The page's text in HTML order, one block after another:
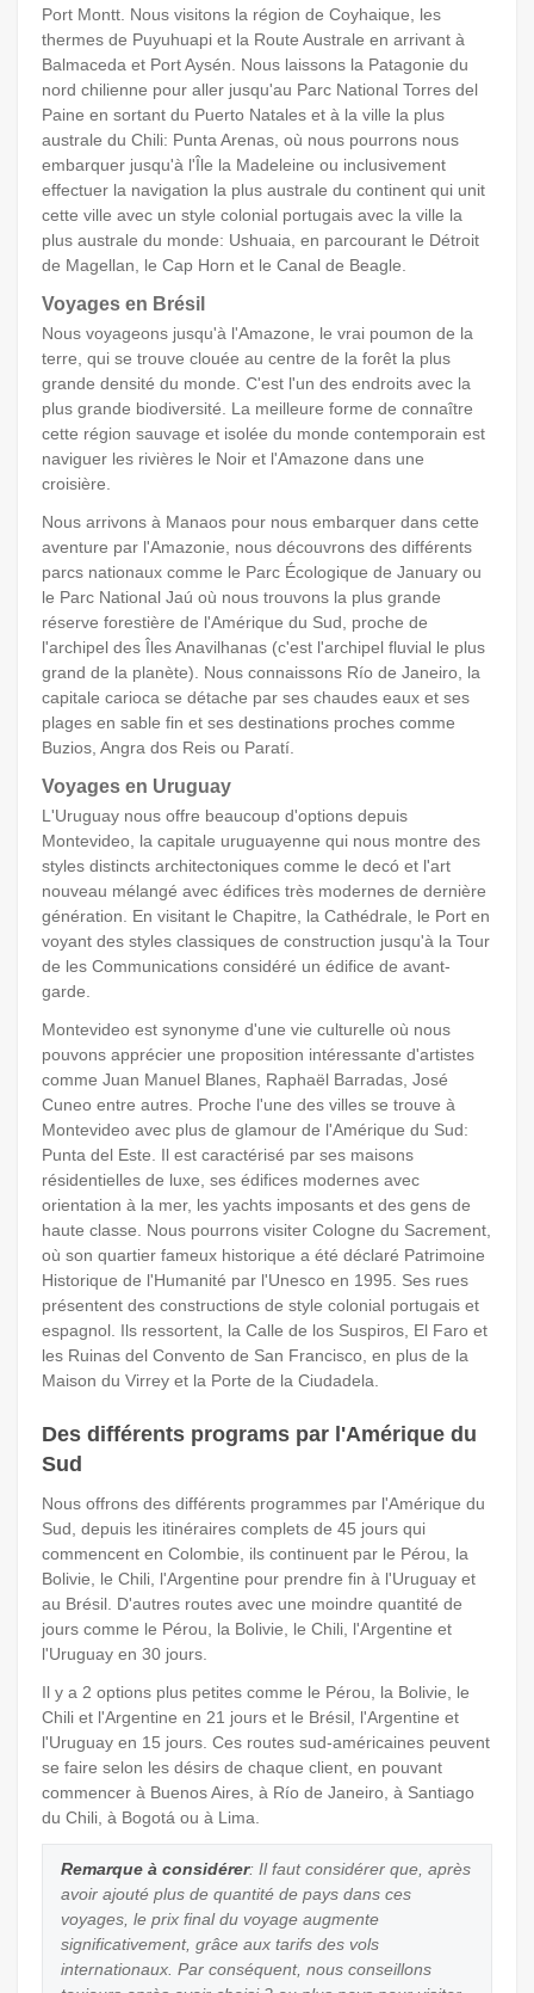
Port Montt. Nous visitons la région de Coyhaique, les
thermes de Puyuhuapi et la Route Australe en arrivant à
Balmaceda et Port Aysén. Nous laissons la Patagonie du
nord chilienne pour aller jusqu'au Parc National Torres del
Paine en sortant du Puerto Natales et à la ville la plus
australe du Chili: Punta Arenas, où nous pourrons nous
embarquer jusqu'à l'Île la Madeleine ou inclusivement
effectuer la navigation la plus australe du continent qui unit
cette ville avec un style colonial portugais avec la ville la
plus australe du monde: Ushuaia, en parcourant le Détroit
de Magellan, le Cap Horn et le Canal de Beagle.
Voyages en Brésil
Nous voyageons jusqu'à l'Amazone, le vrai poumon de la
terre, qui se trouve clouée au centre de la forêt la plus
grande densité du monde. C'est l'un des endroits avec la
plus grande biodiversité. La meilleure forme de connaître
cette région sauvage et isolée du monde contemporain est
naviguer les rivières le Noir et l'Amazone dans une
croisière.
Nous arrivons à Manaos pour nous embarquer dans cette
aventure par l'Amazonie, nous découvrons des différents
parcs nationaux comme le Parc Écologique de January ou
le Parc National Jaú où nous trouvons la plus grande
réserve forestière de l'Amérique du Sud, proche de
l'archipel des Îles Anavilhanas (c'est l'archipel fluvial le plus
grand de la planète). Nous connaissons Río de Janeiro, la
capitale carioca se détache par ses chaudes eaux et ses
plages en sable fin et ses destinations proches comme
Buzios, Angra dos Reis ou Paratí.
Voyages en Uruguay
L'Uruguay nous offre beaucoup d'options depuis
Montevideo, la capitale uruguayenne qui nous montre des
styles distincts architectoniques comme le decó et l'art
nouveau mélangé avec édifices très modernes de dernière
génération. En visitant le Chapitre, la Cathédrale, le Port en
voyant des styles classiques de construction jusqu'à la Tour
de les Communications considéré un édifice de avant-
garde.
Montevideo est synonyme d'une vie culturelle où nous
pouvons apprécier une proposition intéressante d'artistes
comme Juan Manuel Blanes, Raphaël Barradas, José
Cuneo entre autres. Proche l'une des villes se trouve à
Montevideo avec plus de glamour de l'Amérique du Sud:
Punta del Este. Il est caractérisé par ses maisons
résidentielles de luxe, ses édifices modernes avec
orientation à la mer, les yachts imposants et des gens de
haute classe. Nous pourrons visiter Cologne du Sacrement,
où son quartier fameux historique a été déclaré Patrimoine
Historique de l'Humanité par l'Unesco en 1995. Ses rues
présentent des constructions de style colonial portugais et
espagnol. Ils ressortent, la Calle de los Suspiros, El Faro et
les Ruinas del Convento de San Francisco, en plus de la
Maison du Virrey et la Porte de la Ciudadela.
Des différents programs par l'Amérique du
Sud
Nous offrons des différents programmes par l'Amérique du
Sud, depuis les itinéraires complets de 45 jours qui
commencent en Colombie, ils continuent par le Pérou, la
Bolivie, le Chili, l'Argentine pour prendre fin à l'Uruguay et
au Brésil. D'autres routes avec une moindre quantité de
jours comme le Pérou, la Bolivie, le Chili, l'Argentine et
l'Uruguay en 30 jours.
Il y a 2 options plus petites comme le Pérou, la Bolivie, le
Chili et l'Argentine en 21 jours et le Brésil, l'Argentine et
l'Uruguay en 15 jours. Ces routes sud-américaines peuvent
se faire selon les désirs de chaque client, en pouvant
commencer à Buenos Aires, à Río de Janeiro, à Santiago
du Chili, à Bogotá ou à Lima.
Remarque à considérer: Il faut considérer que, après
avoir ajouté plus de quantité de pays dans ces
voyages, le prix final du voyage augmente
significativement, grâce aux tarifs des vols
internationaux. Par conséquent, nous conseillons